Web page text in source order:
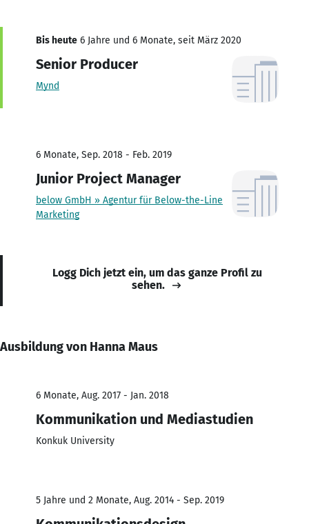
Bis heute 6 Jahre und 6 Monate, seit März 2020
Senior Producer
Mynd
6 Monate, Sep. 2018 - Feb. 2019
Junior Project Manager
below GmbH » Agentur für Below-the-Line
Marketing
Logg Dich jetzt ein, um das ganze Profil zu
sehen.
Ausbildung von Hanna Maus
6 Monate, Aug. 2017 - Jan. 2018
Kommunikation und Mediastudien
Konkuk University
5 Jahre und 2 Monate, Aug. 2014 - Sep. 2019